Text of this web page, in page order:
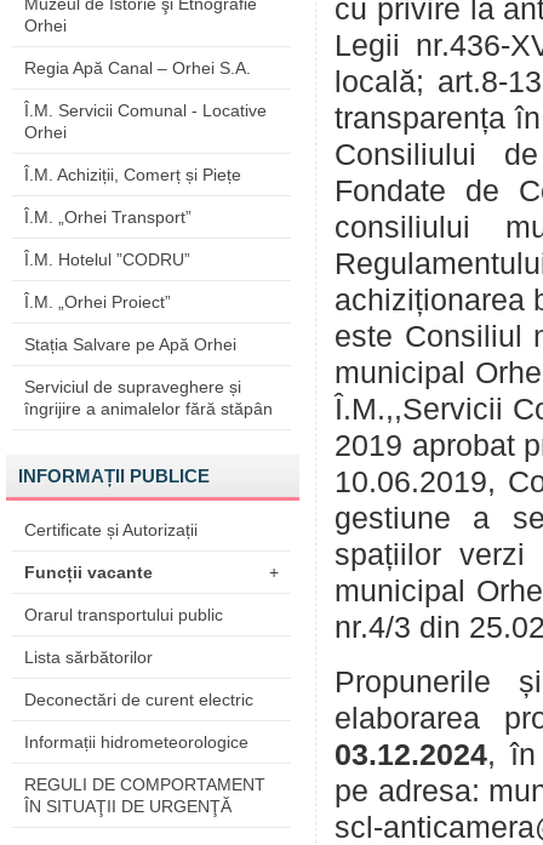
Orhei
Regia Apă Canal – Orhei S.A.
Î.M. Servicii Comunal - Locative
Orhei
Î.M. Achiziții, Comerț și Piețe
Î.M. „Orhei Transport”
Î.M. Hotelul ”CODRU”
Î.M. „Orhei Proiect”
Stația Salvare pe Apă Orhei
Serviciul de supraveghere și
îngrijire a animalelor fără stăpân
INFORMAȚII PUBLICE
Certificate și Autorizații
Funcții vacante +
Orarul transportului public
Lista sărbătorilor
Deconectări de curent electric
Informații hidrometeorologice
REGULI DE COMPORTAMENT
ÎN SITUAŢII DE URGENŢĂ
cu privire la
Legii nr.436-
locală; art.8-
transparența
Consiliului
Fondate de
consiliului
achiziționarea
este Consiliul
municipal
Î.M.,,Servicii
2019 aprobat
10.06.2019,
gestiune a
spațiilor verzi
municipal
nr.4/3 din
Propunerile
elaborarea
03.12.2024, în
pe adresa:
scl-